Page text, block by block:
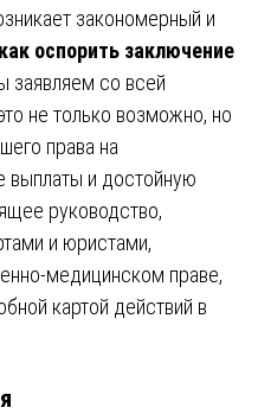
закономерный и
как оспорить заключение
заявляем со всей
не только возможно, но
права на
выплаты и достойную
руководство,
и юристами,
медицинском праве,
картой действий в